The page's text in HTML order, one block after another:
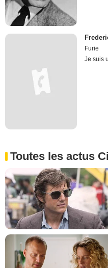
Furie
Je suis
Toutes les actus